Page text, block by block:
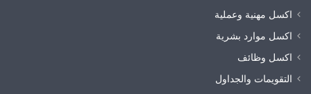
اكسل مهنية وعملية
اكسل موارد بشرية
اكسل وظائف
التقويمات والجداول